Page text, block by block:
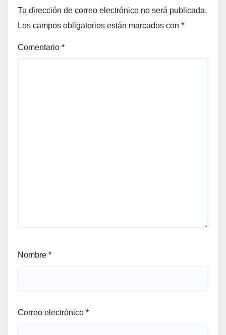
Tu dirección de correo electrónico no será publicada.
Los campos obligatorios están marcados con *
Comentario *
Nombre *
Correo electrónico *